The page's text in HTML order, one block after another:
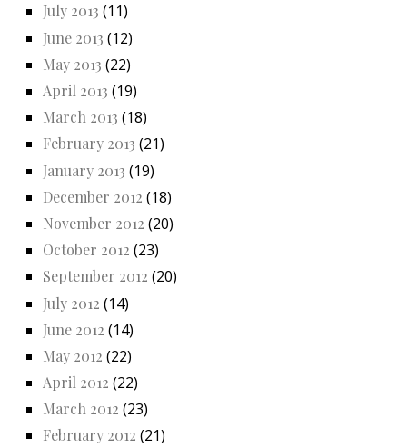
July 2013 (11)
June 2013 (12)
May 2013 (22)
April 2013 (19)
March 2013 (18)
February 2013 (21)
January 2013 (19)
December 2012 (18)
November 2012 (20)
October 2012 (23)
September 2012 (20)
July 2012 (14)
June 2012 (14)
May 2012 (22)
April 2012 (22)
March 2012 (23)
February 2012 (21)